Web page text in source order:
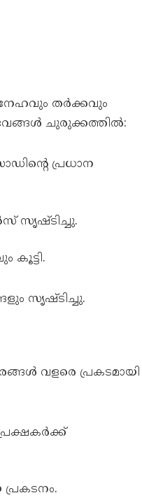
തർക്കവും
ചുരുക്കത്തിൽ:
പ്രധാന
സൃഷ്ടിച്ചു.
കൂട്ടി.
സൃഷ്ടിച്ചു.
വളരെ പ്രകടമായി